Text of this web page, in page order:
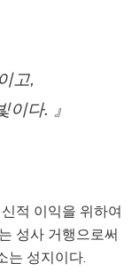
고,
다. 』
적 이익을 위하여
성사 거행으로써
는 성지이다.